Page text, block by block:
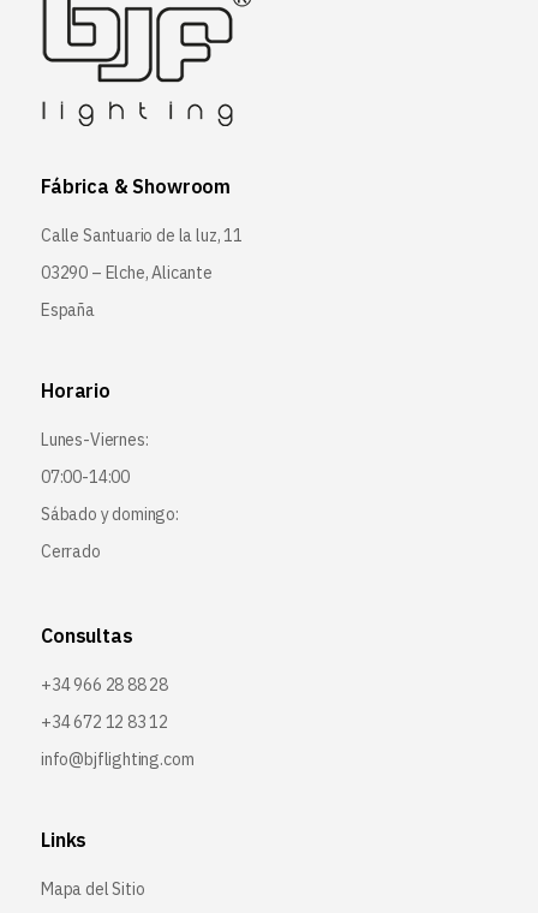
Fábrica & Showroom
Calle Santuario de la luz, 11
03290 – Elche, Alicante
España
Horario
Lunes-Viernes:
07:00-14:00
Sábado y domingo:
Cerrado
Consultas
+34 966 28 88 28
+34 672 12 83 12
info@bjflighting.com
Links
Mapa del Sitio